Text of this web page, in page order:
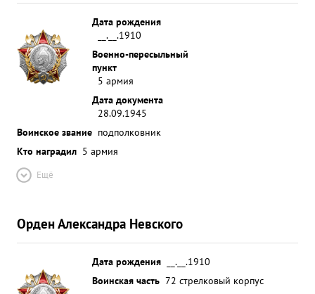
Дата рождения
__.__.1910
Военно-пересыльный
пункт
5 армия
Дата документа
28.09.1945
Воинское звание подполковник
Кто наградил 5 армия
Ещё
Орден Александра Невского
Дата рождения
__.__.1910
Воинская часть 72 стрелковый корпус